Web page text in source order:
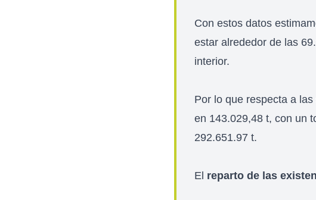
Con estos datos
estar alrededor de las
interior.
Por lo que respecta a las
en 143.029,48 t, con un
292.651.97 t.
El reparto de las